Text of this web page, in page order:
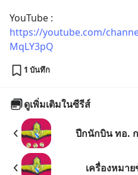
https://youtube.com/
MqLY3pQ
1 บันทึก
ดูเพิ่มเติมในซีรีส์
ปีกนักบิน ทอ.
เครื่องหมา